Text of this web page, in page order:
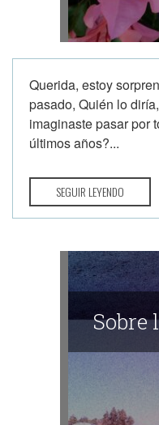
Querida, estoy
pasado, Quién lo
imaginaste pasar por
últimos años?...
SEGUIR LEYENDO
Sobre